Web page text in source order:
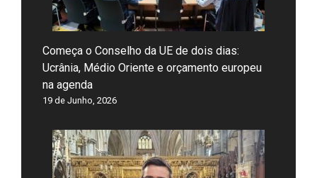
Começa o Conselho da UE de dois dias:
Ucrânia, Médio Oriente e orçamento europeu
na agenda
19 de Junho, 2026